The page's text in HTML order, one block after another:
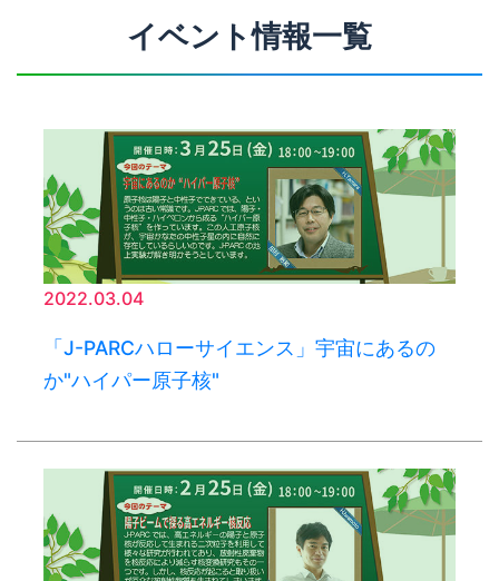
イベント情報一覧
2022.03.04
「J-PARCハローサイエンス」宇宙にあるの
か"ハイパー原子核"